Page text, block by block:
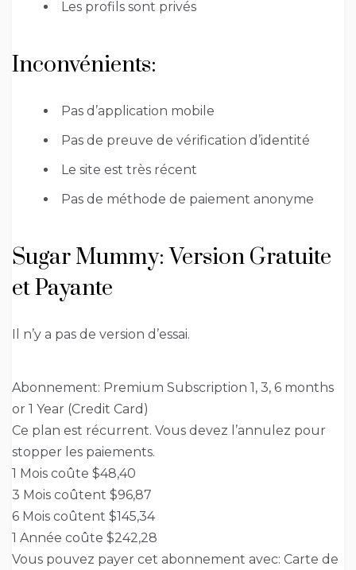
Les profils sont privés
Inconvénients:
Pas d’application mobile
Pas de preuve de vérification d’identité
Le site est très récent
Pas de méthode de paiement anonyme
Sugar Mummy: Version Gratuite
et Payante
Il n’y a pas de version d’essai.
Abonnement: Premium Subscription 1, 3, 6 months
or 1 Year (Credit Card)
Ce plan est récurrent. Vous devez l’annulez pour
stopper les paiements.
1 Mois coûte $48,40
3 Mois coûtent $96,87
6 Mois coûtent $145,34
1 Année coûte $242,28
Vous pouvez payer cet abonnement avec: Carte de